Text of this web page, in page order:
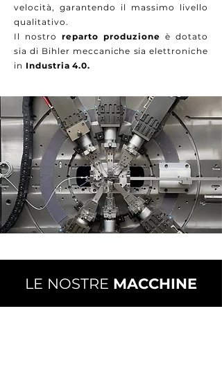
velocità, garantendo il massimo livello
qualitativo.
Il nostroreparto produzione è dotato
sia di Bihler meccaniche sia elettroniche
in Industria 4.0.
LE NOSTRE MACCHINE